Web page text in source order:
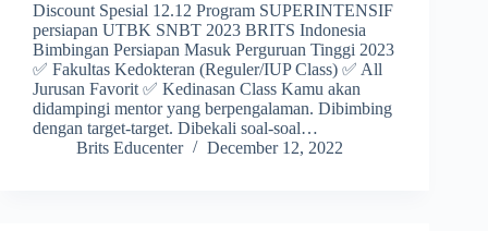
Discount Spesial 12.12 Program SUPERINTENSIF
persiapan UTBK SNBT 2023 BRITS Indonesia
Bimbingan Persiapan Masuk Perguruan Tinggi 2023
✅ Fakultas Kedokteran (Reguler/IUP Class) ✅ All
Jurusan Favorit ✅ Kedinasan Class Kamu akan
didampingi mentor yang berpengalaman. Dibimbing
dengan target-target. Dibekali soal-soal…
Brits Educenter
December 12, 2022